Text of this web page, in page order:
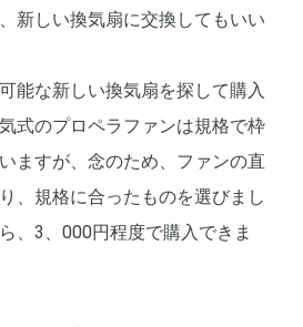
新しい換気扇に交換してもいい
能な新しい換気扇を探して購入
式のプロペラファンは規格で枠
ますが、念のため、ファンの直
、規格に合ったものを選びまし
、3、000円程度で購入できま